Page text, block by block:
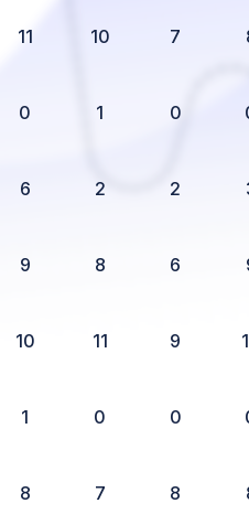
11 10 7
0 1 0
6 2 2
9 8 6
10 11 9
1 0 0
8 7 8